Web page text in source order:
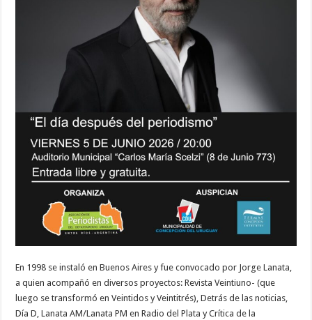
En 1998 se instaló en Buenos Aires y fue convocado por Jorge Lanata,
a quien acompañó en diversos proyectos: Revista Veintiuno- (que
luego se transformó en Veintidos y Veintitrés), Detrás de las noticias,
Día D, Lanata AM/Lanata PM en Radio del Plata y Crítica de la